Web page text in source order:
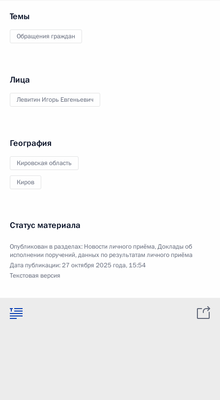
Темы
Обращения граждан
Лица
Левитин Игорь Евгеньевич
География
Кировская область
Киров
Статус материала
Опубликован в разделах: Новости личного приёма,Доклады об
исполнении поручений, данных по результатам личного приёма
Дата публикации:27 октября 2025 года, 15:54
Текстовая версия